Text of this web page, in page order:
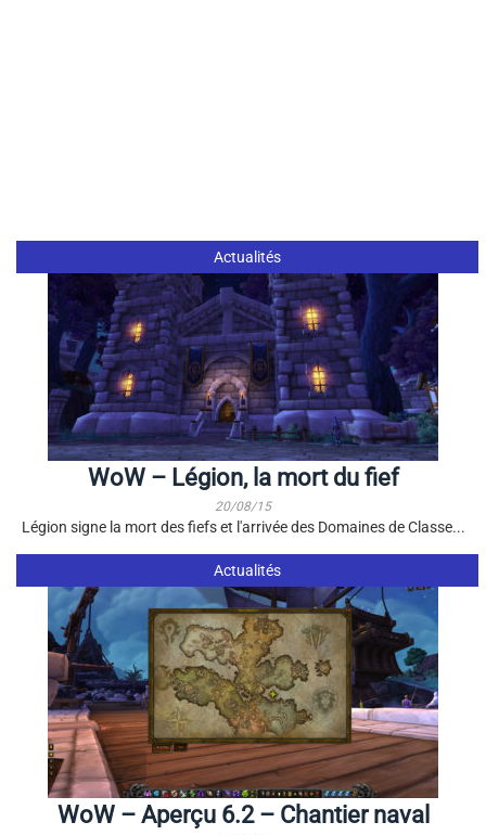
Actualités
WoW – Légion, la mort du fief
20/08/15
Légion signe la mort des fiefs et l'arrivée des Domaines de Classe...
Actualités
WoW – Aperçu 6.2 – Chantier naval